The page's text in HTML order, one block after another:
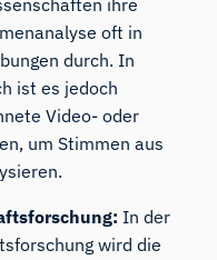
ihre
oft in
durch. In
ist es jedoch
Video- oder
um Stimmen aus
In der
wird die